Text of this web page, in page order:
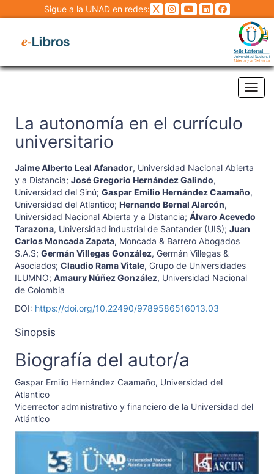
Sigue a la UNAD en redes:
La autonomía en el currículo
universitario
Jaime Alberto Leal Afanador, Universidad Nacional Abierta
y a Distancia; José Gregorio Hernández Galindo,
Universidad del Sinú; Gaspar Emilio Hernández Caamaño,
Universidad del Atlantico; Hernando Bernal Alarcón,
Universidad Nacional Abierta y a Distancia; Álvaro Acevedo
Tarazona, Universidad industrial de Santander (UIS); Juan
Carlos Moncada Zapata, Moncada & Barrero Abogados
S.A.S; Germán Villegas González, Germán Villegas &
Asociados; Claudio Rama Vitale, Grupo de Universidades
ILUMNO; Amaury Núñez González, Universidad Nacional
de Colombia
DOI: https://doi.org/10.22490/9789586516013.03
Sinopsis
Biografía del autor/a
Gaspar Emilio Hernández Caamaño, Universidad del
Atlantico
Vicerrector administrativo y financiero de la Universidad del
Atlántico